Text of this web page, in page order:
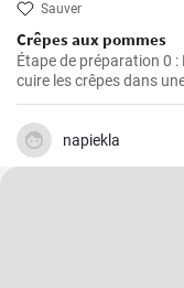
Sauver
Crêpes aux pommes
Étape de préparation 0
cuire les crêpes dans
napiekla